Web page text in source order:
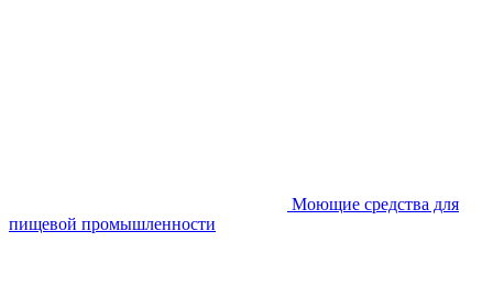
Моющие средства для
пищевой промышленности